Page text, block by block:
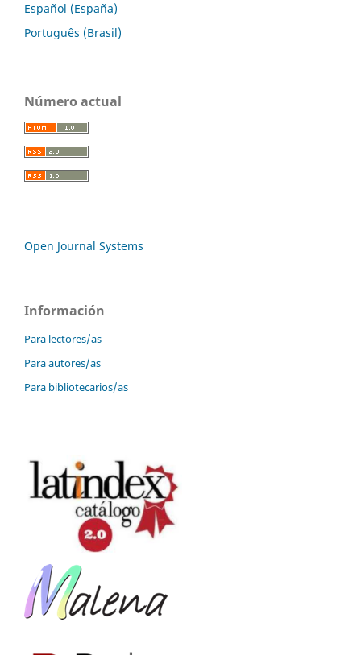
Español (España)
Português (Brasil)
Número actual
Open Journal Systems
Información
Para lectores/as
Para autores/as
Para bibliotecarios/as